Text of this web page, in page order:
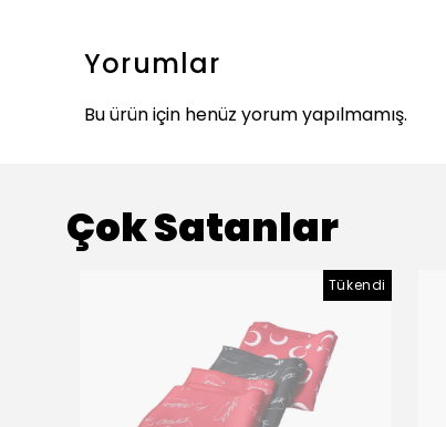
Yorumlar
Bu ürün için henüz yorum yapılmamış.
Çok Satanlar
Tükendi